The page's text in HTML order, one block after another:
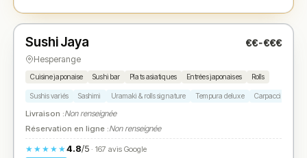
★ N° 2
Sushi Jaya €€-€€€
Hesperange
Cuisine japonaise Sushi bar Plats asiatiques Entrées japonaises Rolls
Sushis variés Sashimi Uramaki & rolls signature Tempura deluxe Carpaccio
Livraison :Non renseignée
Réservation en ligne :Non renseignée
★★★★★4.8/5· 167 avis Google